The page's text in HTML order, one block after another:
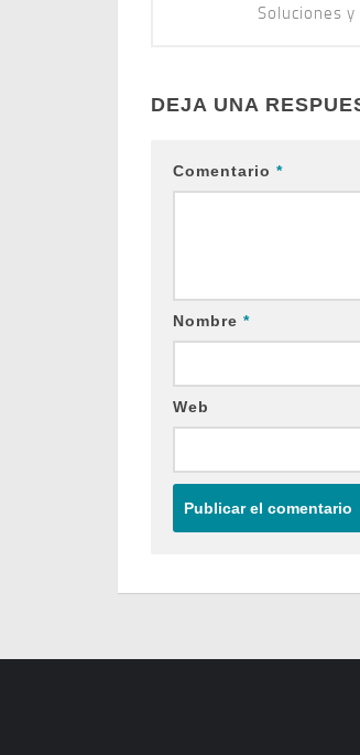
Soluciones
DEJA UNA
Comentario *
Nombre *
Web